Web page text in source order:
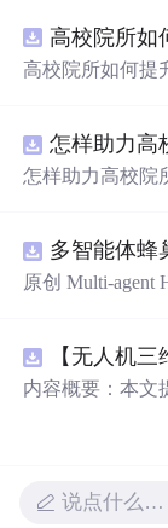
高校院所如何提
怎样助力高
怎样助力高校院
原创 Multi-agent
试、可复现合成
×720 真实运行
内容概要：本文
及转弯角度等
而提升路径的
说点什么…